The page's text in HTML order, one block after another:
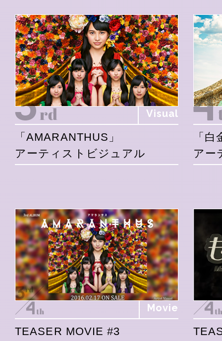
Visual
「AMARANTHUS」
アーティストビジュアル
「
アー
Movie
TEASER MOVIE #3